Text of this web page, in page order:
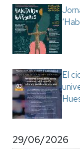
El
29/06/2026